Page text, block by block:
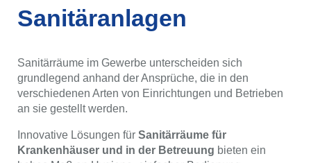
Sanitäranlagen
Sanitärräume im Gewerbe unterscheiden sich
grundlegend anhand der Ansprüche, die in den
verschiedenen Arten von Einrichtungen und Betrieben
an sie gestellt werden.
Innovative Lösungen für Sanitärräume für
Krankenhäuser und in der Betreuung bieten ein